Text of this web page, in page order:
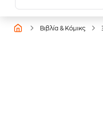
Βιβλία & Κόμικς